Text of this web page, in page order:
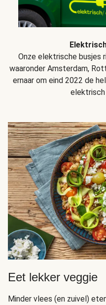
Onze elektrische busjes
waaronder Amsterdam,
ernaar om eind 2022 de
Eet lekker veggie
Minder vlees (en zuivel)